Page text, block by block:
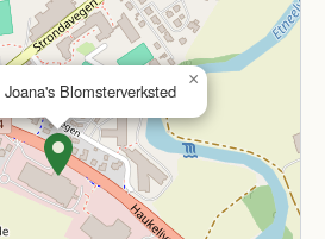
Blomsterverksted
×